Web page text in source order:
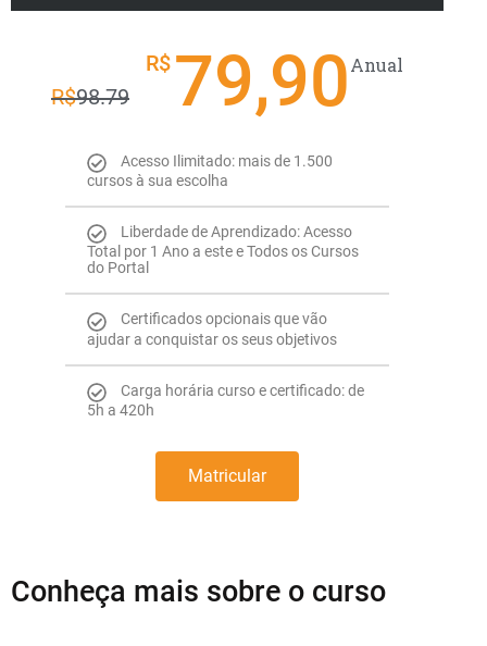
R$98.79
R$ 79,90Anual
Acesso Ilimitado: mais de 1.500
cursos à sua escolha
Liberdade de Aprendizado: Acesso
Total por 1 Ano a este e Todos os Cursos
do Portal
Certificados opcionais que vão
ajudar a conquistar os seus objetivos
Carga horária curso e certificado: de
5h a 420h
Matricular
Conheça mais sobre o curso